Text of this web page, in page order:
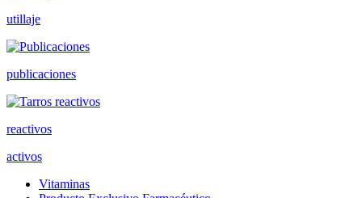
utillaje
publicaciones
reactivos
activos
Vitaminas